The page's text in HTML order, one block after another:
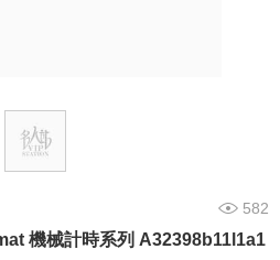
582
機械計時系列 A32398b11l1a1